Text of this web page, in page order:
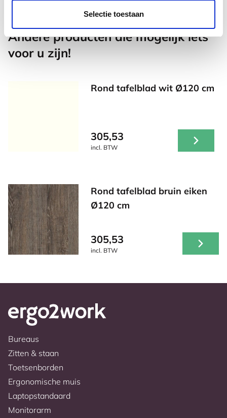
Selectie toestaan
Andere producten die mogelijk iets
voor u zijn!
Rond tafelblad wit Ø120 cm
305,53
incl. BTW
Rond tafelblad bruin eiken
Ø120 cm
305,53
incl. BTW
Bureaus
Zitten & staan
Toetsenborden
Ergonomische muis
Laptopstandaard
Monitorarm